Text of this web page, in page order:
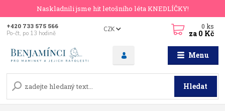
Naskladnili jsme hit letošního léta KNEDLÍČKY!
Menu
CZK
Hledat
+420 733 575 566
Po-čt, po 13 hodině
0ks
za 0 Kč